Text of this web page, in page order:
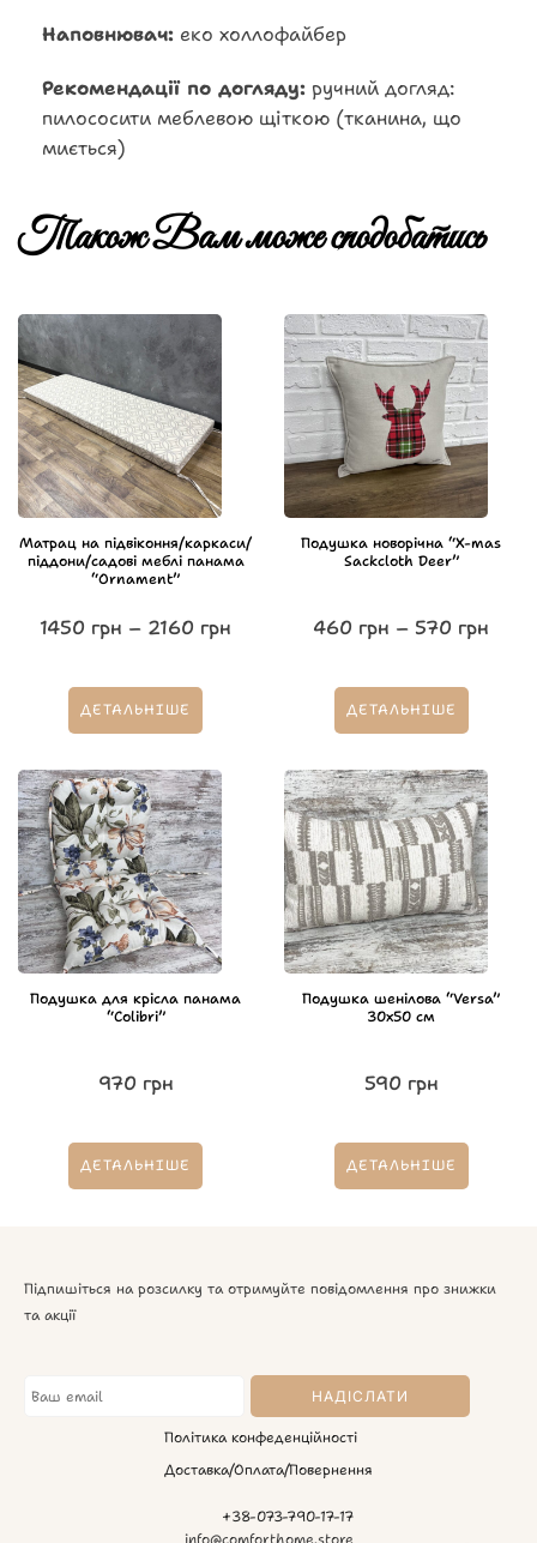
Наповнювач: еко холлофайбер
Рекомендації по догляду: ручний догляд:
пилососити меблевою щіткою (тканина, що
миється)
Також Вам може сподобатись
Матрац на підвіконня/каркаси/
піддони/садові меблі панама
“Ornament”
1450 грн – 2160 грн
ДЕТАЛЬНІШЕ
Подушка новорічна “X-mas
Sackcloth Deer”
460 грн – 570 грн
ДЕТАЛЬНІШЕ
Подушка для крісла панама
“Colibri”
970 грн
ДЕТАЛЬНІШЕ
Подушка шенілова “Versa”
30х50 см
590 грн
ДЕТАЛЬНІШЕ
Підпишіться на розсилку та отримуйте повідомлення про знижки
та акції
Політика конфеденційності
Доставка/Оплата/Повернення
+38-073-790-17-17